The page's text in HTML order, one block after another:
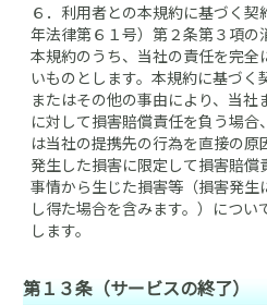
６． 利用者との本規約に基づく契
年法律第６１号）第２条第３項の
本規約のうち、当社の責任を完
いものとします。本規約に基づく
またはその他の事由により、当
に対して損害賠償責任を負う場
は当社の提携先の行為を直接の
発生した損害に限定して損害賠
事情から生じた損害等（損害発
し得た場合を含みます。）につ
します。
第１３条（サービスの終了）